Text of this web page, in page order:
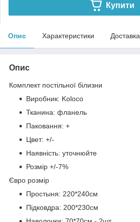
Купити
Опис Характеристики Доставка
Опис
Комплект постільної білизни
Виробник: Koloco
Тканина: фланель
Паковання: +
Цвет: +/-
Наявність: уточнюйте
Розмір +/-7%
Євро розмір
Простыня: 220*240см
Підковдра: 200*230см